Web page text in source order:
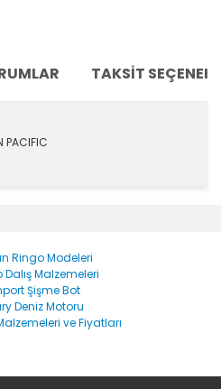
TAKSIT
PACIFIC
Yaz
veya görüntülenemiyor.
bilgiler bulunuyor.
bulunuyor.